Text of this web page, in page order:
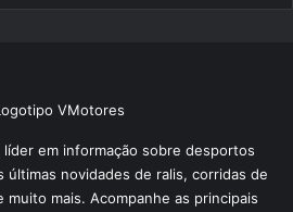
em informação sobre desportos
últimas novidades de ralis, corridas de
muito mais. Acompanhe as principais